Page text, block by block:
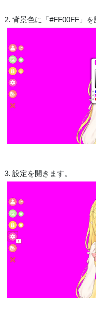
2. 背景色に「#FF00FF」
3. 設定を開きます。